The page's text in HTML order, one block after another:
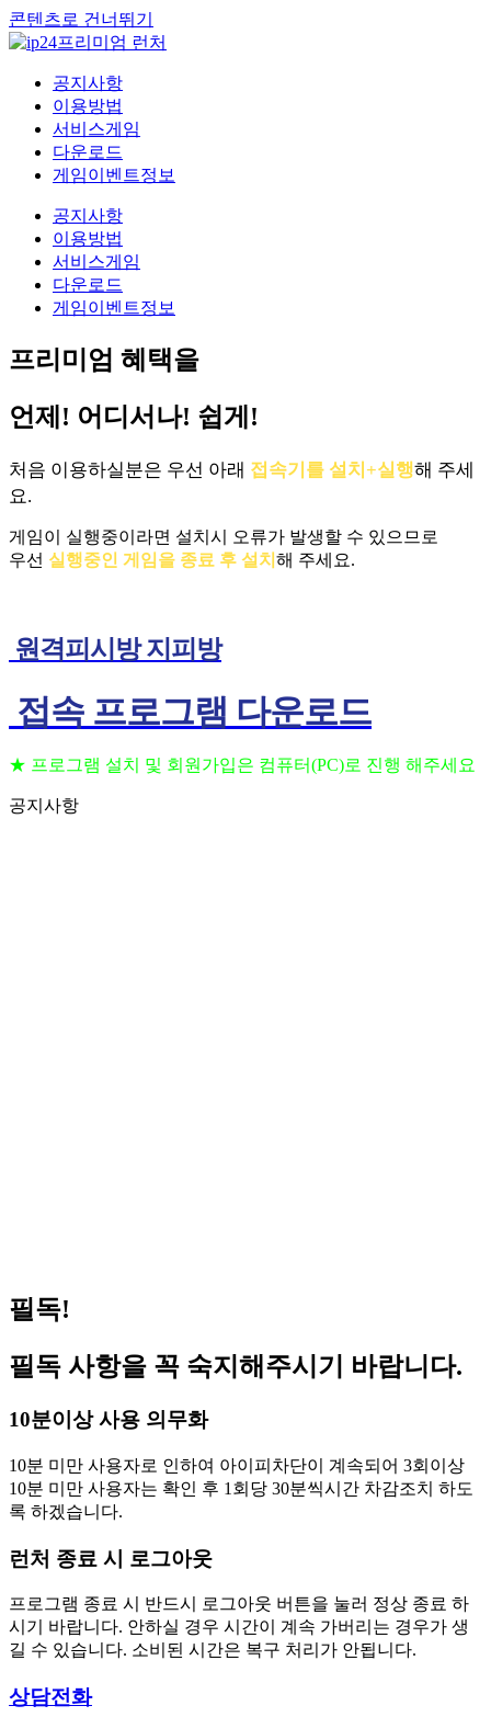
콘텐츠로 건너뛰기
공지사항
이용방법
서비스게임
다운로드
게임이벤트정보
공지사항
이용방법
서비스게임
다운로드
게임이벤트정보
프리미엄 혜택을
언제! 어디서나! 쉽게!
처음 이용하실분은 우선 아래 접속기를 설치+실행해 주세
요.
게임이 실행중이라면 설치시 오류가 발생할 수 있으므로
우선 실행중인 게임을 종료 후 설치 해 주세요.
원격피시방 지피방
접속 프로그램 다운로드
★ 프로그램 설치 및 회원가입은 컴퓨터(PC)로 진행 해주세요
공지사항
필독!
필독 사항을 꼭 숙지해주시기 바랍니다.
10분이상 사용 의무화
10분 미만 사용자로 인하여 아이피차단이 계속되어 3회이상
10분 미만 사용자는 확인 후 1회당 30분씩시간 차감조치 하도
록 하겠습니다.
런처 종료 시 로그아웃
프로그램 종료 시 반드시 로그아웃 버튼을 눌러 정상 종료 하
시기 바랍니다. 안하실 경우 시간이 계속 가버리는 경우가 생
길 수 있습니다. 소비된 시간은 복구 처리가 안됩니다.
상담전화